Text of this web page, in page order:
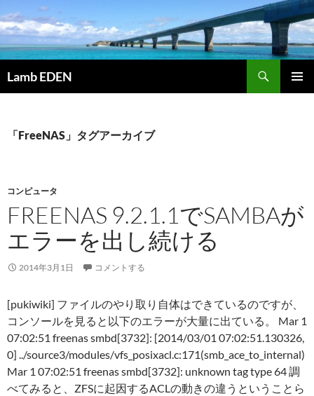
ン
テ
ン
ツ
へ
Lamb EDEN
索
「FreeNAS」タグアーカイブ
コンピュータ
FREENAS 9.2.1.1でSAMBAが
エラーを出し続ける
2014年3月1日 コメントする
[pukiwiki] ファイルのやり取り自体はできているのですが、
コンソールを見ると以下のエラーが大量に出ている。 Mar 1
07:02:51 freenas smbd[3732]: [2014/03/01 07:02:51.130326,
0] ../source3/modules/vfs_posixacl.c:171(smb_ace_to_internal)
Mar 1 07:02:51 freenas smbd[3732]: unknown tag type 64 調
べてみると、ZFSに起因するACLの動きの違うということら